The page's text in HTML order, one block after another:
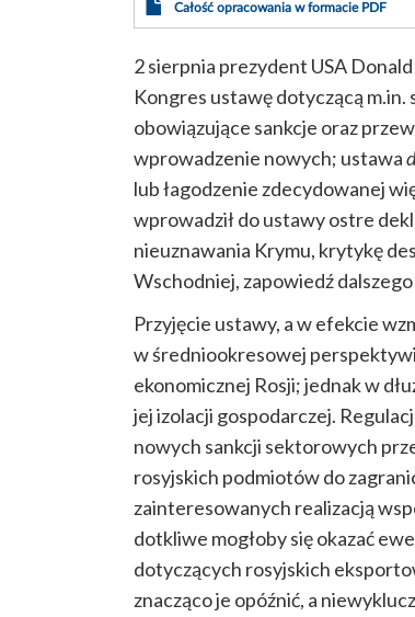
Całość opracowania w formacie PDF
2 sierpnia prezydent USA
Kongres ustawę dotyczącą
obowiązujące sankcje oraz
wprowadzenie nowych; ustawa
lub łagodzenie zdecydowanej
wprowadził do ustawy ostre
nieuznawania Krymu, krytykę
Wschodniej, zapowiedź
Przyjęcie ustawy, a w efekcie
w średniookresowej
ekonomicznej Rosji; jednak w
jej izolacji gospodarczej.
nowych sankcji sektorowych
rosyjskich podmiotów do
zainteresowanych realizacją
dotkliwe mogłoby się okazać
dotyczących rosyjskich
znacząco je opóźnić, a